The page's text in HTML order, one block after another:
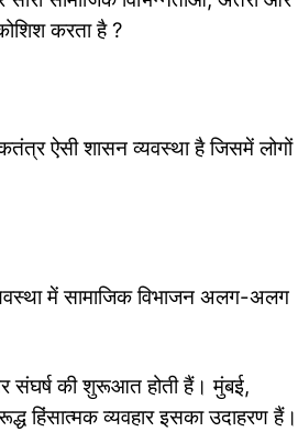
करता है ?
ऐसी शासन व्यवस्था है जिसमें लोगों
में सामाजिक विभाजन अलग-अलग
संघर्ष की शुरूआत होती हैं। मुंबई,
हिंसात्मक व्यवहार इसका उदाहरण हैं।